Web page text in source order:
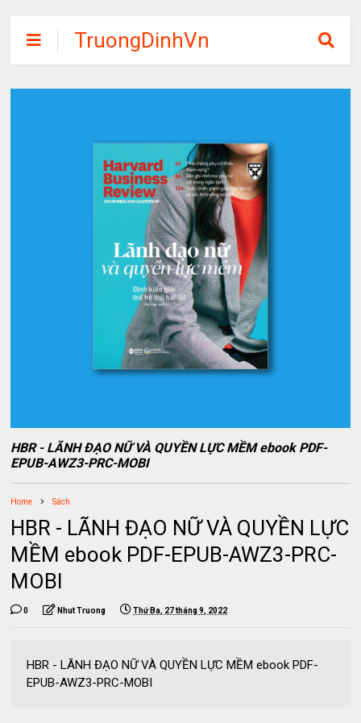
TruongDinhVn
Chia sẽ ebook,
các khóa học,
tập miễn phí
HBR - LÃNH ĐẠO NỮ VÀ QUYỀN LỰC MỀM ebook PDF-
EPUB-AWZ3-PRC-MOBI
Home Sách
HBR - LÃNH ĐẠO NỮ VÀ QUYỀN LỰC
MỀM ebook PDF-EPUB-AWZ3-PRC-
MOBI
0 Nhut Truong Thứ Ba, 27 tháng 9, 2022
HBR - LÃNH ĐẠO NỮ VÀ QUYỀN LỰC MỀM ebook PDF-
EPUB-AWZ3-PRC-MOBI